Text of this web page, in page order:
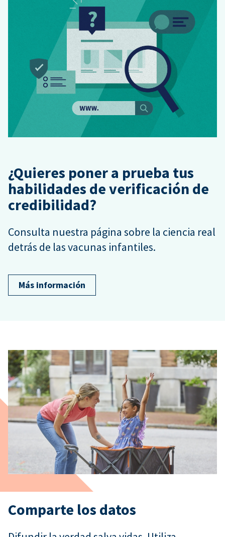
¿Quieres poner a prueba tus
habilidades de verificación de
credibilidad?
Consulta nuestra página sobre la ciencia real
detrás de las vacunas infantiles.
Más información
Comparte los datos